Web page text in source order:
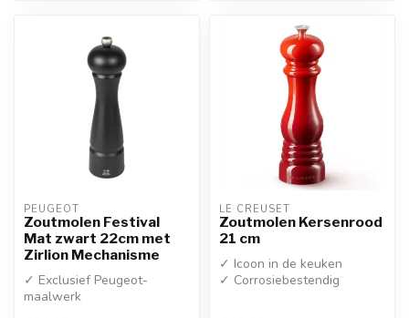
PEUGEOT
Zoutmolen Festival
Mat zwart 22cm met
Zirlion Mechanisme
✓ Exclusief Peugeot-
maalwerk
LE CREUSET
Zoutmolen Kersenrood
21 cm
✓ Icoon in de keuken
✓ Corrosiebestendig